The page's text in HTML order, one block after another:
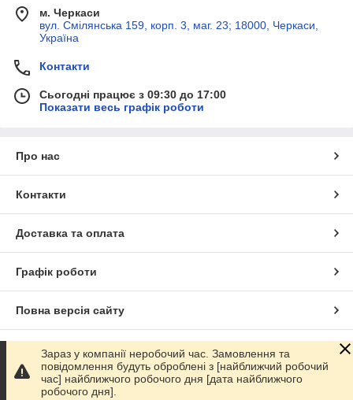
м. Черкаси
вул. Смілянська 159, корп. 3, маг. 23; 18000, Черкаси,
Україна
Контакти
Сьогодні працює з 09:30 до 17:00
Показати весь графік роботи
Про нас
Контакти
Доставка та оплата
Графік роботи
Повна версія сайту
Сайт створено на маркетплейсі Prom.ua
Політика конфіденційності
Зараз у компанії неробочий час. Замовлення та
повідомлення будуть оброблені з [найближчий робочий
час] найближчого робочого дня [дата найближчого
робочого дня].